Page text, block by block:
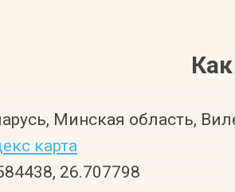
Минская область,
карта
26.707798